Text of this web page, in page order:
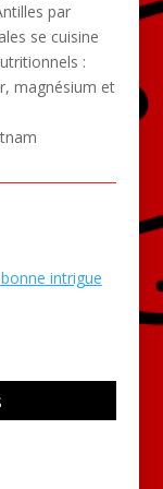
par
se cuisine
:
magnésium et
intrigue